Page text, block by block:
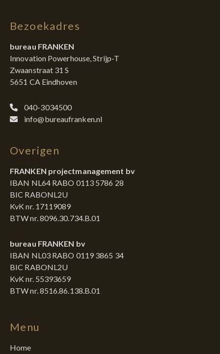
Bezoekadres
bureau FRANKEN
Innovation Powerhouse, Strijp-T
Zwaanstraat 31 S
5651 CA Eindhoven
040-3034500
info@bureaufranken.nl
Overigen
FRANKEN projectmanagement bv
IBAN NL64 RABO 0113 5786 28
BIC RABONL2U
KvK nr. 17119089
BTW nr. 8096.30.734.B.01
bureau FRANKEN bv
IBAN NL03 RABO 0119 3865 34
BIC RABONL2U
KvK nr. 55393659
BTW nr. 8516.86.138.B.01
Menu
Home